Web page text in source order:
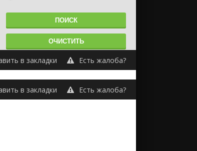
в закладки Есть жалоба?
в закладки Есть жалоба?